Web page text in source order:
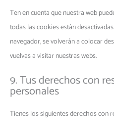
Ten en cuenta que nuestra web
todas las cookies están
navegador, se volverán a colocar
vuelvas a visitar nuestras webs.
9. Tus derechos con
personales
Tienes los siguientes derechos con